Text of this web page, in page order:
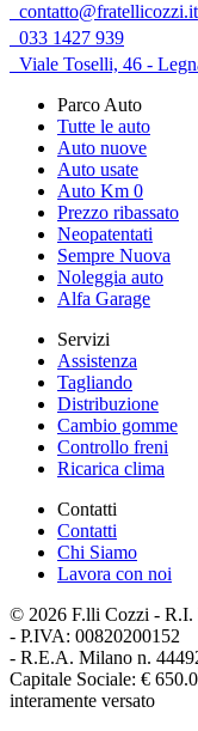
contatto@fratellicozzi.it
033 1427 939
Viale Toselli, 46 -
Parco Auto
Tutte le auto
Auto nuove
Auto usate
Auto Km 0
Prezzo ribassato
Neopatentati
Sempre Nuova
Noleggia auto
Alfa Garage
Servizi
Assistenza
Tagliando
Distribuzione
Cambio gomme
Controllo freni
Ricarica clima
Contatti
Contatti
Chi Siamo
Lavora con noi
© 2026 F.lli Cozzi - R.I.
- P.IVA: 00820200152
- R.E.A. Milano n.
Capitale Sociale: €
interamente versato